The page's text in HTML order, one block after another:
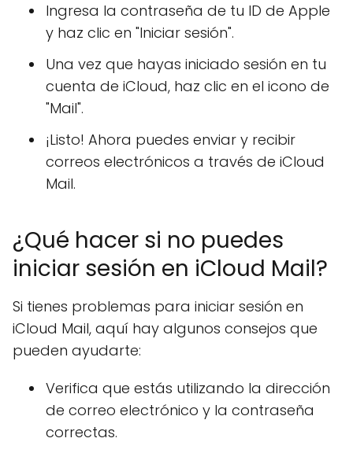
Ingresa la contraseña de tu ID de Apple
y haz clic en "Iniciar sesión".
Una vez que hayas iniciado sesión en tu
cuenta de iCloud, haz clic en el icono de
"Mail".
¡Listo! Ahora puedes enviar y recibir
correos electrónicos a través de iCloud
Mail.
¿Qué hacer si no puedes
iniciar sesión en iCloud Mail?
Si tienes problemas para iniciar sesión en
iCloud Mail, aquí hay algunos consejos que
pueden ayudarte:
Verifica que estás utilizando la dirección
de correo electrónico y la contraseña
correctas.